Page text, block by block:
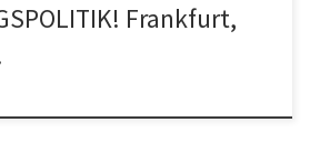
Frankfurt,